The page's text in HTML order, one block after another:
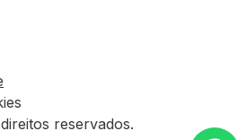
reservados.